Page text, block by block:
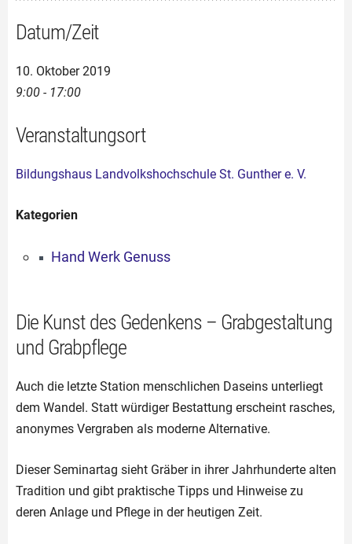
Datum/Zeit
10. Oktober 2019
9:00 - 17:00
Veranstaltungsort
Bildungshaus Landvolkshochschule St. Gunther e. V.
Kategorien
Hand Werk Genuss
Die Kunst des Gedenkens – Grabgestaltung
und Grabpflege
Auch die letzte Station menschlichen Daseins unterliegt
dem Wandel. Statt würdiger Bestattung erscheint rasches,
anonymes Vergraben als moderne Alternative.
Dieser Seminartag sieht Gräber in ihrer Jahrhunderte alten
Tradition und gibt praktische Tipps und Hinweise zu
deren Anlage und Pflege in der heutigen Zeit.